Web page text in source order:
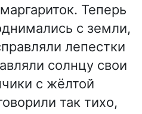
Теперь
с земли,
лепестки
солнцу свои
с жёлтой
так тихо,